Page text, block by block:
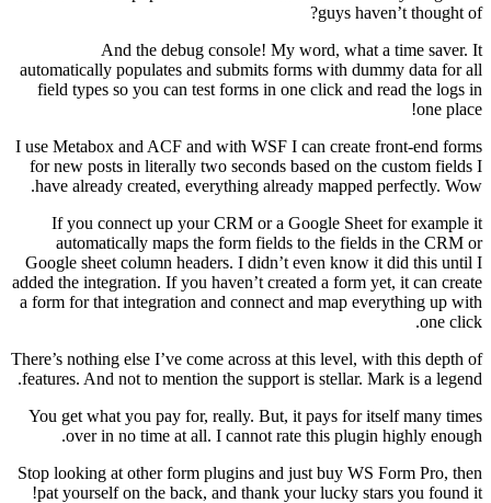
guys haven’t thought of?
And the debug console! My word, what a time saver. It
automatically populates and submits forms with dummy data for all
field types so you can test forms in one click and read the logs in
one place!
I use Metabox and ACF and with WSF I can create front-end forms
for new posts in literally two seconds based on the custom fields I
have already created, everything already mapped perfectly. Wow.
If you connect up your CRM or a Google Sheet for example it
automatically maps the form fields to the fields in the CRM or
Google sheet column headers. I didn’t even know it did this until I
added the integration. If you haven’t created a form yet, it can create
a form for that integration and connect and map everything up with
one click.
There’s nothing else I’ve come across at this level, with this depth of
features. And not to mention the support is stellar. Mark is a legend.
You get what you pay for, really. But, it pays for itself many times
over in no time at all. I cannot rate this plugin highly enough.
Stop looking at other form plugins and just buy WS Form Pro, then
pat yourself on the back, and thank your lucky stars you found it!